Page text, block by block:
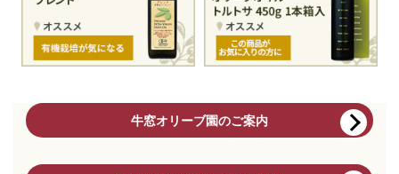
牛窓オリーブ園のご案内